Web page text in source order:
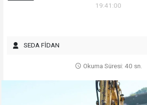
19:41:00
SEDA FİDAN
Okuma Süresi: 40 sn.